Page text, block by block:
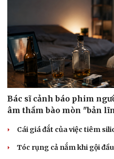
Bác sĩ cảnh báo phim
âm thầm bào mòn "bản
Cái giá đắt của việc tiêm
Tóc rụng cả nắm khi gội